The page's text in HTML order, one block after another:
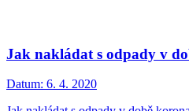
Jak nakládat s odpady v
Datum: 6. 4. 2020